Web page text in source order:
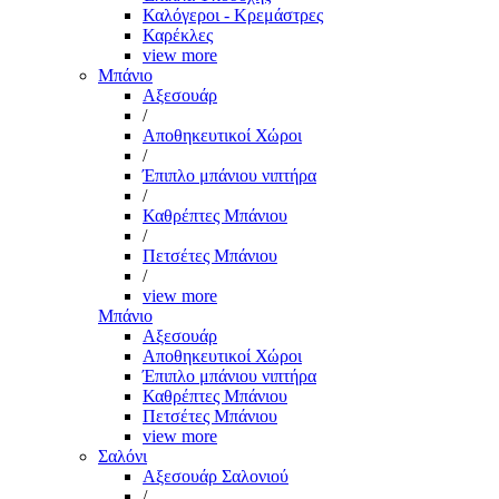
Καλόγεροι - Κρεμάστρες
Καρέκλες
view more
Μπάνιο
Αξεσουάρ
/
Αποθηκευτικοί Χώροι
/
Έπιπλο μπάνιου νιπτήρα
/
Καθρέπτες Μπάνιου
/
Πετσέτες Μπάνιου
/
view more
Μπάνιο
Αξεσουάρ
Αποθηκευτικοί Χώροι
Έπιπλο μπάνιου νιπτήρα
Καθρέπτες Μπάνιου
Πετσέτες Μπάνιου
view more
Σαλόνι
Αξεσουάρ Σαλονιού